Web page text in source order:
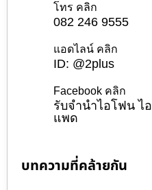
โทร คลิก
082 246 9555
แอดไลน์ คลิก
ID: @2plus
Facebook คลิก
รับจำนำไอโฟน ไอ
แพด
บทความที่คล้ายกัน